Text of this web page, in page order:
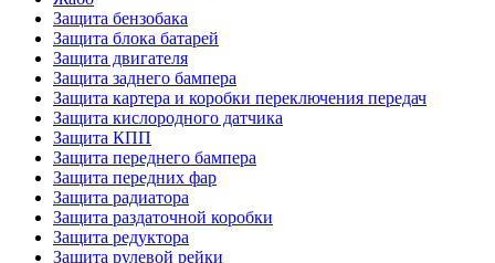
Защита бензобака
Защита блока батарей
Защита двигателя
Защита заднего бампера
Защита картера и коробки переключения передач
Защита кислородного датчика
Защита КПП
Защита переднего бампера
Защита передних фар
Защита радиатора
Защита раздаточной коробки
Защита редуктора
Защита рулевой рейки